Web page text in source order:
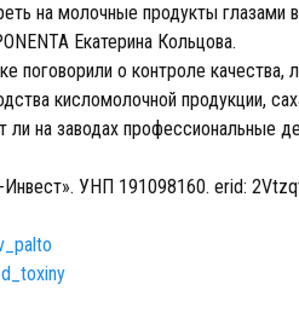
на молочные продукты глазами
Екатерина Кольцова.
поговорили о контроле качества,
кисломолочной продукции,
на заводах профессиональные
УНП 191098160. erid: